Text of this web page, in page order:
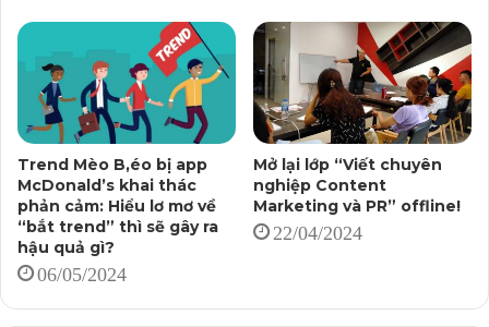
trước nội dung bị cho là Content seeding từ phía hãng
dịch vụ
*****
Vấn đề đầu tiên, họ đã dùng các nick clone không hề
được đầu tư – để có quá trình sinh hoạt social đủ “thật”.
Cứ có việc cần seeding là các nick này lại được “dựng”
dậy, đăng bài ầm ĩ.
Trend Mèo B,éo bị app
McDonald’s khai thác
phản cảm: Hiểu lơ mơ về
“bắt trend” thì sẽ gây ra
hậu quả gì?
06/05/2024
Mở lại lớp “Viết chuyên
nghiệp Content
Marketing và PR” offline!
22/04/2024